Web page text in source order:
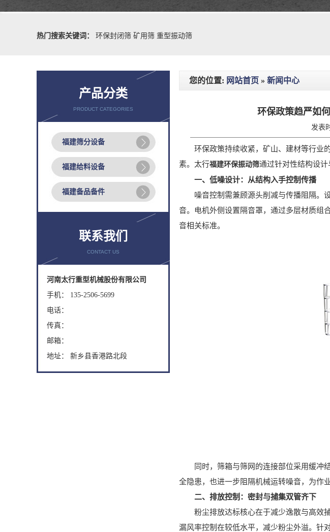
热门搜索关键词：
环保封闭筛 矿用筛 重型振动筛
产品分类
PRODUCT CATEGORIES
福建筛分设备
福建给料设备
福建备品备件
联系我们
CONTACT US
河南太行重型机械股份有限公司
手机： 135-2506-5699
电话：
传真：
邮箱：
地址： 新乡县香港路北段
您的位置: 网站首页 » 新闻中心
环保政策趋严如
发表
环保政策持续收紧，矿山、建材等行业的
素。太行福建环保振动筛通过针对性结构设计
一、低噪设计：从结构入手控制传播
噪音控制需兼顾源头削减与传播阻隔。设
音。电机外侧设置隔音罩，通过多层材质组
音相关标准。
同时，筛箱与筛网的连接部位采用缓冲结
全隐患，也进一步阻隔机械运转噪音，为作
二、排放控制：密封与捕集双管齐下
粉尘排放达标核心在于减少逸散与高效捕
漏风率控制在较低水平，减少粉尘外溢。针